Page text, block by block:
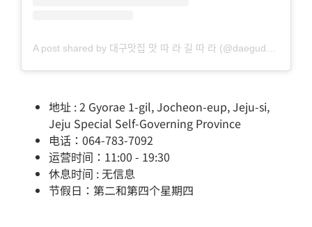
A post shared by 대구맛집 맛 따 라 길 따 라 (@daegudelicious)
地址 : 2 Gyorae 1-gil, Jocheon-eup, Jeju-si,
Jeju Special Self-Governing Province
电话：064-783-7092
运营时间：11:00 - 19:30
休息时间 : 无信息
节假日：第二和第四个星期四